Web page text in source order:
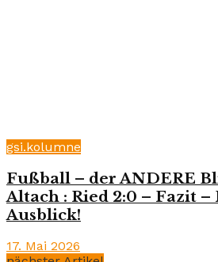
gsi.kolumne
Fußball – der ANDERE
Altach : Ried 2:0 – Fazit
Ausblick!
17. Mai 2026